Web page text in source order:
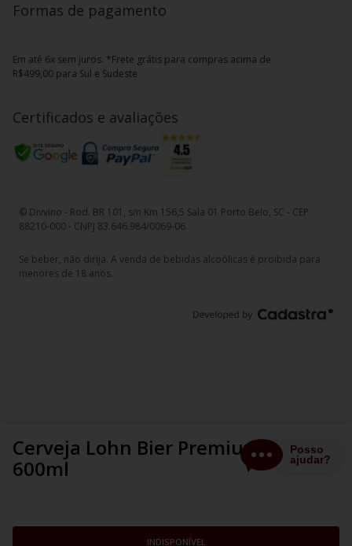
Cerveja Lohn Bier Premium Lager
600ml
INDISPONÍVEL
Formas de pagamento
Em até 6x sem juros. *Frete grátis para compras acima de
R$499,00 para Sul e Sudeste
Certificados e avaliações
© Divvino - Rod. BR 101, s/n Km 156,5 Sala 01 Porto Belo, SC - CEP
88210-000 - CNPJ 83.646.984/0069-06.
Se beber, não dirija. A venda de bebidas alcoólicas é proibida para
menores de 18 anos.